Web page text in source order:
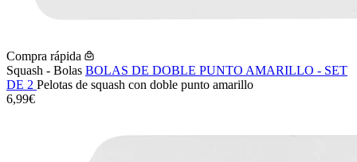
Compra rápida
Squash - Bolas BOLAS DE DOBLE PUNTO AMARILLO - SET
DE 2 Pelotas de squash con doble punto amarillo
6,99€